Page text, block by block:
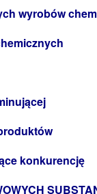
wyrobów
konkurencję